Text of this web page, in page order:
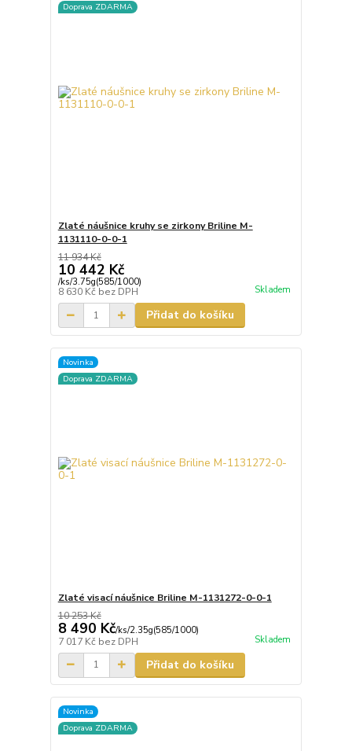
Doprava ZDARMA
Zlaté náušnice kruhy se zirkony Briline M-
1131110-0-0-1
11 934 Kč
10 442 Kč
/ks/3.75g(585/1000)
8 630 Kč bez DPH Skladem
Přidat do košíku
Novinka
Doprava ZDARMA
Zlaté visací náušnice Briline M-1131272-0-0-1
10 253 Kč
8 490 Kč/ks/2.35g(585/1000)
7 017 Kč bez DPH Skladem
Přidat do košíku
Novinka
Doprava ZDARMA